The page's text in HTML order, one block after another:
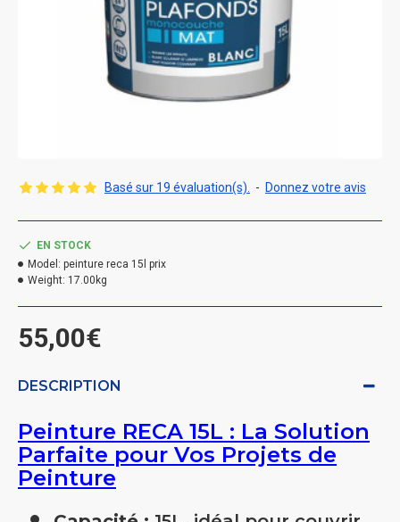
Basé sur 19 évaluation(s). - Donnez votre avis
55,00€
EN STOCK
Model: peinture reca 15l prix
Weight: 17.00kg
DESCRIPTION
Peinture RECA 15L : La Solution
Parfaite pour Vos Projets de
Peinture